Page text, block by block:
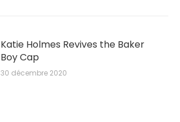
Katie Holmes Revives the Baker
Boy Cap
30 décembre 2020